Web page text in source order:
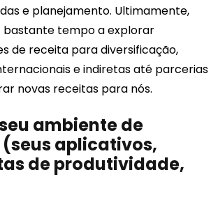
e planejamento. Ultimamente,
bastante tempo a explorar
de receita para diversificação,
e indiretas até parcerias
novas receitas para nós.
ambiente de
aplicativos,
de produtividade,